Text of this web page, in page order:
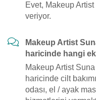
Evet, Makeup
veriyor.
Makeup Artist
haricinde hangi
Makeup Artist
haricinde cilt
odası, el / ayak